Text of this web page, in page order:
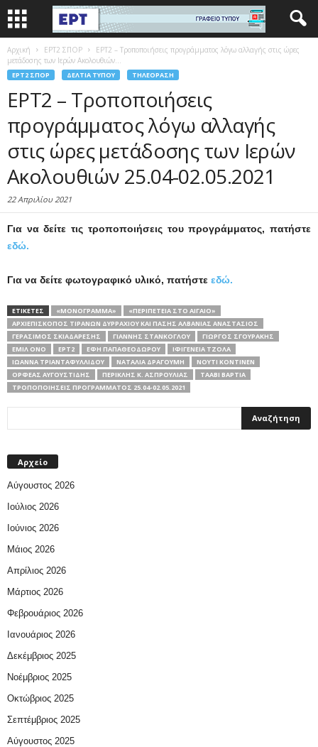
Αρχική EΡΤ2 ΣΠΟΡ
ΕΡΤ2 – Τροποποιήσεις προγράμματος λόγω αλλαγής στις ώρες
μετάδοσης των Ιερών Ακολουθιών...
EΡΤ2 ΣΠΟΡ ΔΕΛΤΊΑ ΤΎΠΟΥ ΤΗΛΕΌΡΑΣΗ
ΕΡΤ2 – Τροποποιήσεις
προγράμματος λόγω αλλαγής
στις ώρες μετάδοσης των Ιερών
Ακολουθιών 25.04-02.05.2021
22 Απριλίου 2021
Για να δείτε τις τροποποιήσεις του προγράμματος, πατήστε
εδώ.
Για να δείτε φωτογραφικό υλικό, πατήστε εδώ.
ΕΤΙΚΕΤΕΣ «ΜΟΝΌΓΡΑΜΜΑ»
«ΠΕΡΙΠΕΤΕΙΑ ΣΤΟ ΑΙΓΑΙΟ»
ΑΡΧΙΕΠΊΣΚΟΠΟΣ ΤΙΡΆΝΩΝ ΔΥΡΡΑΧΊΟΥ ΚΑΙ ΠΆΣΗΣ ΑΛΒΑΝΊΑΣ ΑΝΑΣΤΆΣΙΟΣ
ΓΕΡΆΣΙΜΟΣ ΣΚΙΑΔΑΡΈΣΗΣ
ΓΙΆΝΝΗΣ ΣΤΆΝΚΟΓΛΟΥ
ΓΙΏΡΓΟΣ ΣΓΟΥΡΆΚΗΣ
ΕΜΊΛ ΌΝΟ
ΕΡΤ2 ΈΦΗ ΠΑΠΑΘΕΟΔΏΡΟΥ
ΙΦΙΓΈΝΕΙΑ ΤΖΌΛΑ
ΙΩΆΝΝΑ ΤΡΙΑΝΤΑΦΥΛΛΊΔΟΥ
ΝΑΤΑΛΊΑ ΔΡΑΓΟΎΜΗ
ΝΟΎΤΙ ΚΌΝΤΙΝΕΝ
ΟΡΦΈΑΣ ΑΥΓΟΥΣΤΊΔΗΣ
ΠΕΡΙΚΛΉΣ Κ. ΑΣΠΡΟΎΛΙΑΣ
ΤΑΆΒΙ ΒΆΡΤΙΑ
ΤΡΟΠΟΠΟΙΉΣΕΙΣ ΠΡΟΓΡΆΜΜΑΤΟΣ 25.04-02.05.2021
Αρχείο
Αύγουστος 2026
Ιούλιος 2026
Ιούνιος 2026
Μάιος 2026
Απρίλιος 2026
Μάρτιος 2026
Φεβρουάριος 2026
Ιανουάριος 2026
Δεκέμβριος 2025
Νοέμβριος 2025
Οκτώβριος 2025
Σεπτέμβριος 2025
Αύγουστος 2025